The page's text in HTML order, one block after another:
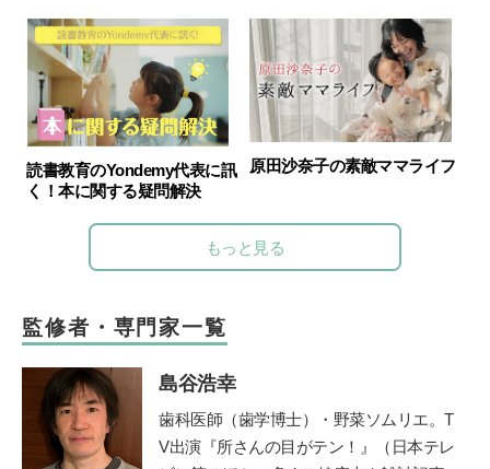
読書教育のYondemy代表に訊
く！本に関する疑問解決
原田沙奈子の素敵ママライフ
もっと見る
監修者・専門家一覧
島谷浩幸
歯科医師（歯学博士）・野菜ソムリエ。T
V出演『所さんの目がテン！』（日本テレ